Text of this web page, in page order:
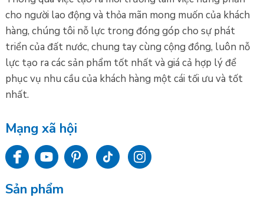
cho người lao động và thỏa mãn mong muốn của khách
hàng, chúng tôi nỗ lực trong đóng góp cho sự phát
triển của đất nước, chung tay cùng cộng đồng, luôn nỗ
lực tạo ra các sản phẩm tốt nhất và giá cả hợp lý để
phục vụ nhu cầu của khách hàng một cái tối ưu và tốt
nhất.
Mạng xã hội
Sản phẩm